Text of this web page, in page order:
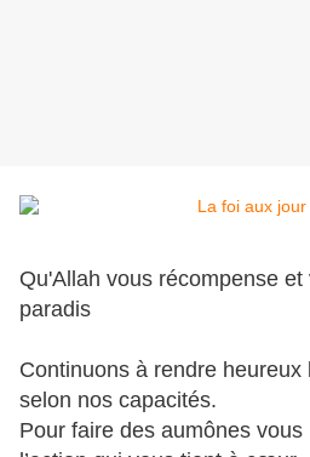
Qu'Allah vous récompense
paradis
Continuons à rendre heureux
selon nos capacités.
Pour faire des aumônes